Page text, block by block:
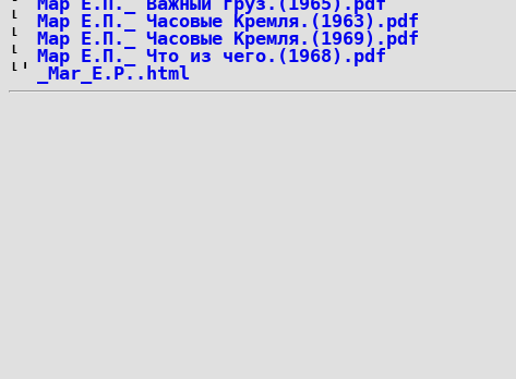
Мар Е.П._ Часовые Кремля.(1963).pdf
Мар Е.П._ Часовые Кремля.(1969).pdf
Мар Е.П._ Что из чего.(1968).pdf
_Mar_E.P..html